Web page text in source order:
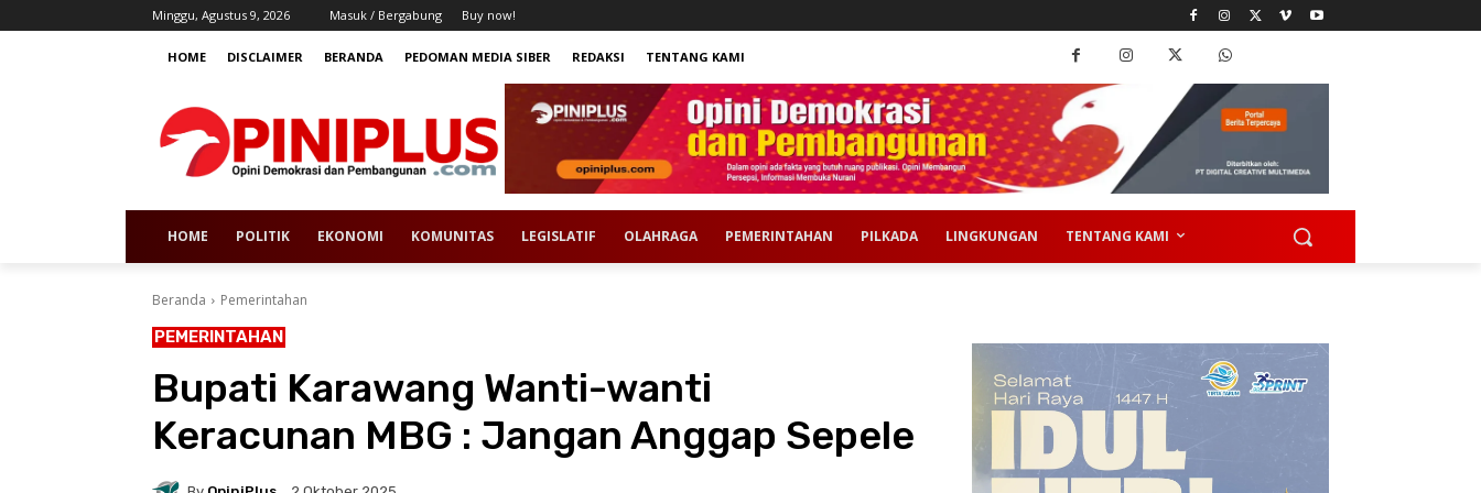
Minggu, Agustus 9, 2026 Masuk / Bergabung Buy now!
HOME DISCLAIMER BERANDA PEDOMAN MEDIA SIBER REDAKSI TENTANG KAMI
HOME POLITIK EKONOMI KOMUNITAS LEGISLATIF OLAHRAGA PEMERINTAHAN PILKADA LINGKUNGAN TENTANG KAMI
Beranda Pemerintahan
PEMERINTAHAN
Bupati Karawang Wanti-wanti
Keracunan MBG : Jangan Anggap Sepele